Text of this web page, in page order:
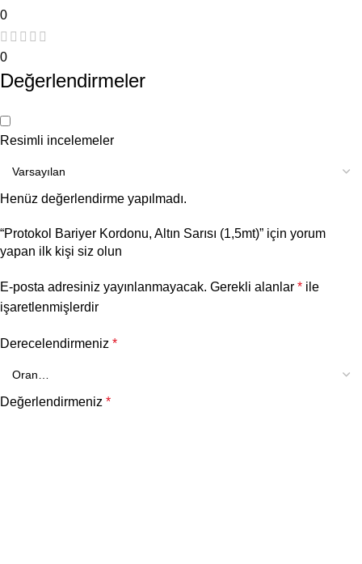
0
0
Değerlendirmeler
Resimli incelemeler
Henüz değerlendirme yapılmadı.
“Protokol Bariyer Kordonu, Altın Sarısı (1,5mt)” için yorum
yapan ilk kişi siz olun
E-posta adresiniz yayınlanmayacak. Gerekli alanlar * ile
işaretlenmişlerdir
Derecelendirmeniz *
Değerlendirmeniz *